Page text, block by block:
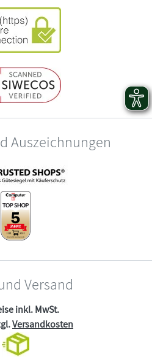
Auszeichnungen
Versand
inkl. MwSt.
Versandkosten